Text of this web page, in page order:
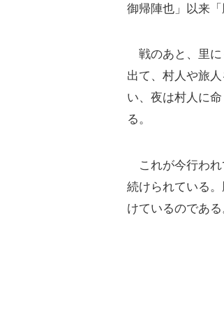
御帰陣也」以来「
戦のあと、里に
出て、村人や旅
い、夜は村人に
る。
これが今行われ
続けられている
けているのであ